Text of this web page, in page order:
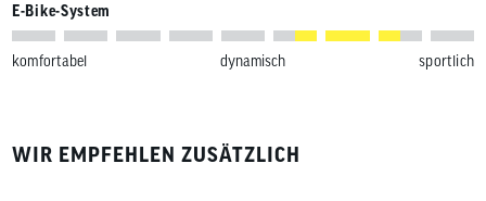
E-Bike-System
komfortabel dynamisch sportlich
WIR EMPFEHLEN ZUSÄTZLICH